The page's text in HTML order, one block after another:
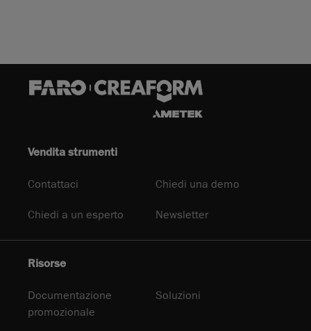
Vendita strumenti
Contattaci Chiedi una demo
Chiedi a un esperto Newsletter
Risorse
Documentazione
promozionale
Soluzioni